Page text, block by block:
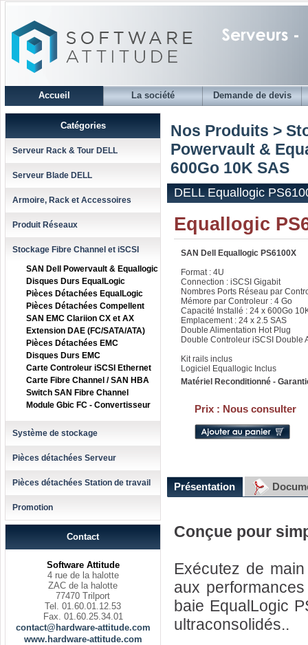
Accueil La société Demande de devis
Catégories
Serveur Rack & Tour DELL
Serveur Blade DELL
Armoire, Rack et Accessoires
Produit Réseaux
Stockage Fibre Channel et iSCSI
SAN Dell Powervault & Equallogic
Disques Durs EqualLogic
Pièces Détachées EqualLogic
Pièces Détachées Compellent
SAN EMC Clariion CX et AX
Extension DAE (FC/SATA/ATA)
Pièces Détachées EMC
Disques Durs EMC
Carte Controleur iSCSI Ethernet
Carte Fibre Channel / SAN HBA
Switch SAN Fibre Channel
Module Gbic FC - Convertisseur
Système de stockage
Pièces détachées Serveur
Pièces détachées Station de travail
Promotion
Contact
Software Attitude
4 rue de la halotte
ZAC de la halotte
77470 Trilport
Tel. 01.60.01.12.53
Fax. 01.60.25.34.01
contact@hardware-attitude.com
www.hardware-attitude.com
Nos Produits >
Powervault &
600Go 10K SAS
DELL Equallogic
Equallogic
SAN Dell Equallogic PS6100X
Format : 4U
Connection : iSCSI Gigabit
Nombres Ports Réseau par
Mémore par Controleur : 4 Go
Capacité Installé : 24 x 600Go
Emplacement : 24 x 2.5 SAS
Double Alimentation Hot Plug
Double Controleur iSCSI Double
Kit rails inclus
Logiciel Equallogic Inclus
Matériel Reconditionné -
Prix : Nous consulter
Présentation
Conçue pour
Exécutez de
aux
baie EqualLogic
ultraconsolidés..